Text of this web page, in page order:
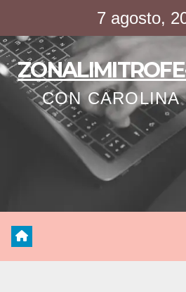
contenido
7 agosto,
CON CAROLINA